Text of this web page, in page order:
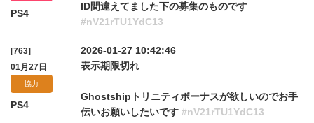
PS4
ID間違えてました下の募集のものです
#nV21rTU1YdC13
[763]
01月27日
協力
PS4
2026-01-27 10:42:46
表示期限切れ
Ghostshipトリニティボーナスが欲しいのでお手
伝いお願いしたいです #nV21rTU1YdC13